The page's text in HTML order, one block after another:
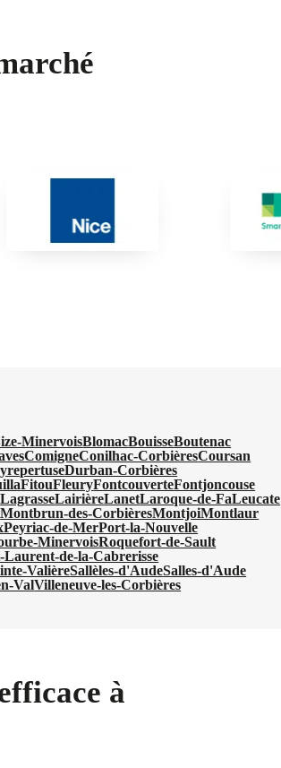
MinervoisBlomacBouisseBoutenac
ComigneConilhac-CorbièresCoursan
Durban-Corbières
FitouFleuryFontcouverteFontjoncouse
LagrasseLairièreLanetLaroque-de-FaLeucate
Montbrun-des-CorbièresMontjoiMontlaur
Peyriac-de-MerPort-la-Nouvelle
MinervoisRoquefort-de-Sault
Laurent-de-la-Cabrerisse
ValièreSallèles-d'AudeSalles-d'Aude
ValVilleneuve-les-Corbières
à